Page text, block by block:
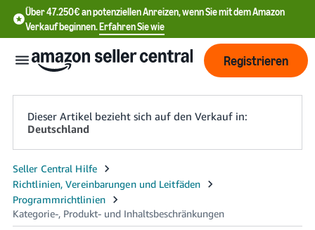
Über 47.250€ an potenziellen Anreizen, wenn Sie mit dem Amazon
Verkauf beginnen.Erfahren Sie wie
中
文
-
CN
Registrieren
Dieser Artikel bezieht sich auf den Verkauf in:
Deutschland